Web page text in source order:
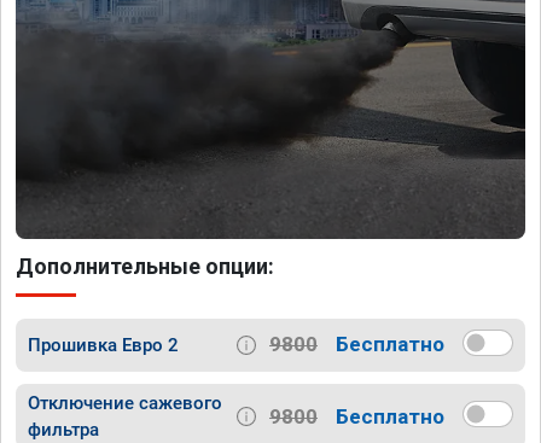
Дополнительные опции:
Прошивка Евро 2 9800 Бесплатно
Отключение сажевого
фильтра
9800 Бесплатно